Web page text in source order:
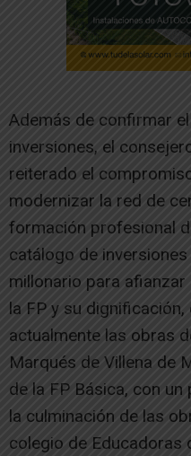
Además de confirmar
inversiones, el
reiterado el
modernizar la red de
formación profesional
catálogo de
millonario para
la FP y su dignificación,
actualmente las obras
Marqués de Villena de
de la FP Básica, con
la culminación de las
colegio de Educadoras